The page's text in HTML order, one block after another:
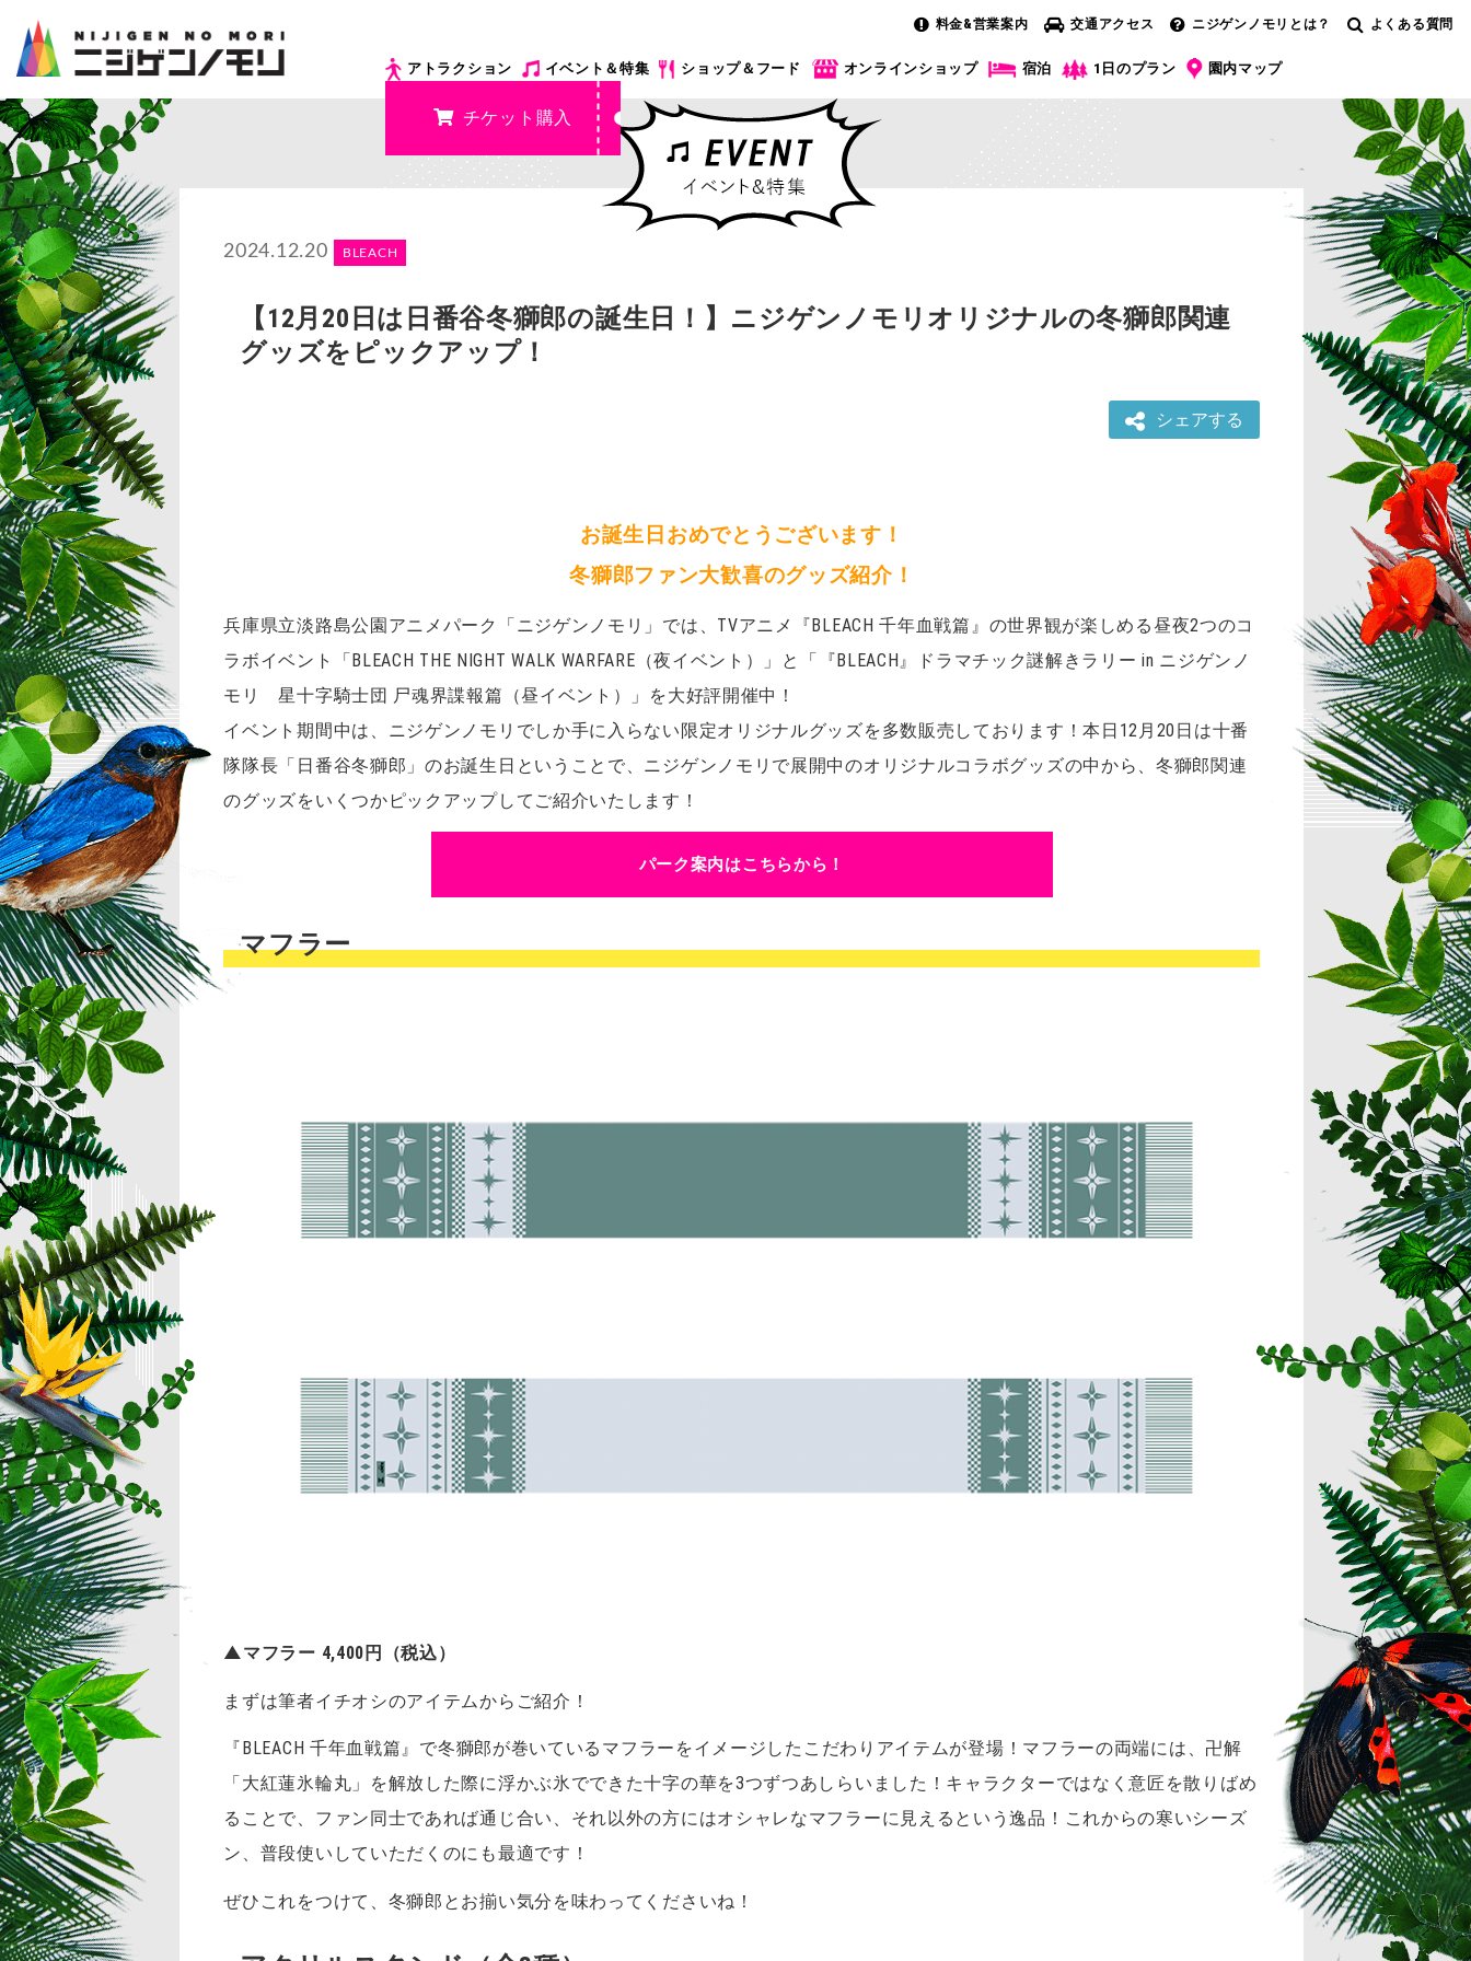
料金&営業案内 交通アクセス ニジゲンノモリとは？ よくある質問
アトラクション イベント＆特集 ショップ＆フード オンラインショップ 宿泊 1日のプラン 園内マップ
チケット購入
2024.12.20 BLEACH
【12月20日は日番谷冬獅郎の誕生日！】ニジゲンノモリオリジナルの冬獅郎関連
グッズをピックアップ！
シェアする
お誕生日おめでとうございます！
冬獅郎ファン大歓喜のグッズ紹介！
兵庫県立淡路島公園アニメパーク「ニジゲンノモリ」では、TVアニメ『BLEACH 千年血戦篇』の世界観が楽しめる昼夜2つのコ
ラボイベント「BLEACH THE NIGHT WALK WARFARE（夜イベント）」と「『BLEACH』ドラマチック謎解きラリー in ニジゲンノ
モリ 星十字騎士団 尸魂界諜報篇（昼イベント）」を大好評開催中！
イベント期間中は、ニジゲンノモリでしか手に入らない限定オリジナルグッズを多数販売しております！本日12月20日は十番
隊隊長「日番谷冬獅郎」のお誕生日ということで、ニジゲンノモリで展開中のオリジナルコラボグッズの中から、冬獅郎関連
のグッズをいくつかピックアップしてご紹介いたします！
パーク案内はこちらから！
マフラー
▲マフラー 4,400 円（税込）
まずは筆者イチオシのアイテムからご紹介！
『BLEACH 千年血戦篇』で冬獅郎が巻いているマフラーをイメージしたこだわりアイテムが登場！マフラーの両端には、卍解
「大紅蓮氷輪丸」を解放した際に浮かぶ氷でできた十字の華を3つずつあしらいました！キャラクターではなく意匠を散りばめ
ることで、ファン同士であれば通じ合い、それ以外の方にはオシャレなマフラーに見えるという逸品！これからの寒いシーズ
ン、普段使いしていただくのにも最適です！
ぜひこれをつけて、冬獅郎とお揃い気分を味わってくださいね！